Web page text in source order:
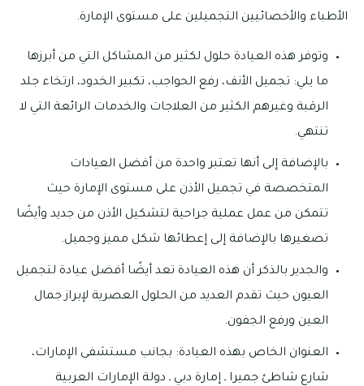
الأطباء والأخصائيين التجميلين على مستوى الإمارة.
وتوفر هذه العيادة حلول لكثير من المشاكل التي من أبرزها
ما يلي: تجميل الأنف، رفع الحواجب، تكبير الخدود، ارتخاء جلد
الرقبة وغيرهم الكثير من العلاجات والخدمات الرائعة التي لا
تنتهي.
بالإضافة إلى أنها تعتبر واحدة من أفضل العيادات
المتخصصة في تجميل الأذن على مستوى الإمارة حيث
تتمكن من عمل عملية جراحية لتشكيل الأذن من جديد وأيضًا
تصغيرها بالإضافة إلى إعطائها شكل مميز وجميل.
والجدير بالذكر أن هذه العيادة تعد أيضًا أفضل عيادة لتجميل
العيون حيث تقدم العديد من الحلول العصرية لإبراز جمال
العين ورفع الجفون.
العنوان الخاص بهذه العيادة: بجانب مستشفى الإمارات،
شارع شاطئ جميرا ـ إمارة دبي ـ دولة الإمارات العربية